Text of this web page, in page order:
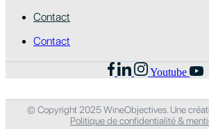
Contact
Contact
Youtube
© Copyright 2025 WineObjectives. Une
Politique de confidentialité &